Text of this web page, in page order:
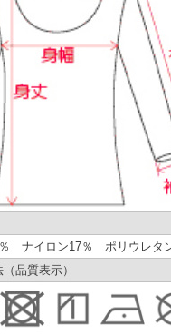
ナイロン17％ ポリウレタ
品質表示）